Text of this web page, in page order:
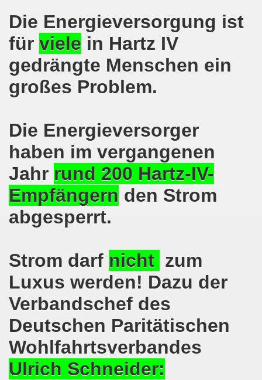
Die Energieversorgung ist
für viele in Hartz IV
gedrängte Menschen ein
großes Problem.
Die Energieversorger
haben im vergangenen
Jahr rund 200 Hartz-IV-
Empfängern den Strom
abgesperrt.
Strom darf nicht zum
Luxus werden! Dazu der
Verbandschef des
Deutschen Paritätischen
Wohlfahrtsverbandes
Ulrich Schneider:
in Gelsenkirchen: Die Entlassungen im
diskutierte am 13.05.2019 mit Europawahl-
der Bergleute und ihrer Familien am 17.06.2019 und
diskutiert am 13.05.2019 mit Europawahl-
Bewegung am 11.03.2019 mahnt an Folgen von
am 11.03.2019 solidarisch mit Kollegen in
am 11.03.2019 im Zeichen des
am 11.02.2019 protestiert und demonstriert
701. Montagsdemonstration Gelsenkirchen
wünscht allen Freundinnen und wünscht allen
Bewegung am 10.12.2018 mit gelben Westen und
feiert am 10.12.2018 die 700. Bürgerbewegung